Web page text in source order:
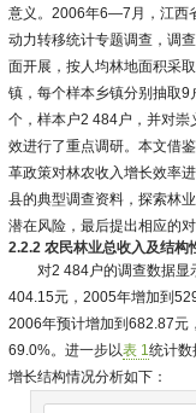
意义。2006年6—7月，江西
动力转移统计专题调查，调
面开展，按人均林地面积采
镇，每个样本乡镇分别抽取
个，样本户2 484户，并对
效进行了重点调研。本文借
革政策对林农收入增长效率
县的典型调查资料，探索林
潜在风险，最后提出相应的
2.2.2 农民林业总收入及结构
对2 484户的调查数据显
404.15元，2005年增加到
2006年预计增加到682.87元
69.0%。进一步以表 1统计数
增长结构情况分析如下：